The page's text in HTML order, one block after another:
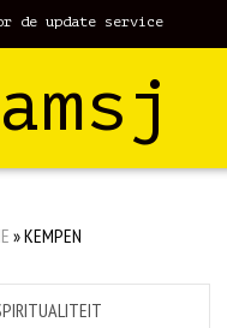
de update service
»KEMPEN